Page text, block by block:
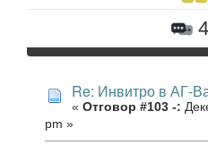
Re: Инвитро в АГ-
« Отговор #103 -:
pm »